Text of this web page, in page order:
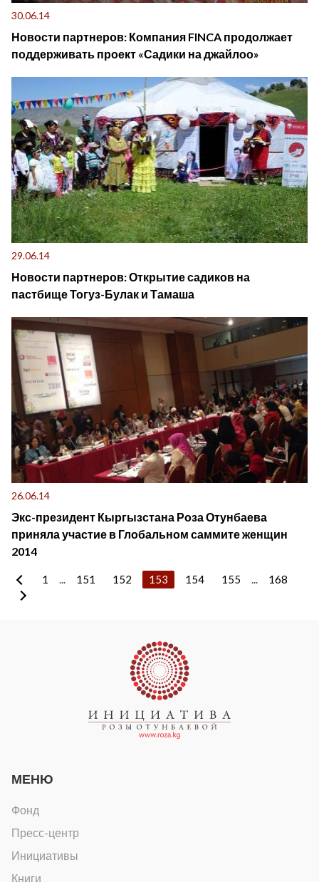
30.06.14
Новости партнеров: Компания FINCA продолжает
поддерживать проект «Садики на джайлоо»
29.06.14
Новости партнеров: Открытие садиков на
пастбище Тогуз-Булак и Тамаша
26.06.14
Экс-президент Кыргызстана Роза Отунбаева
приняла участие в Глобальном саммите женщин
2014
1 ... 151 152 153 154 155 ... 168
МЕНЮ
Фонд
Пресс-центр
Инициативы
Книги